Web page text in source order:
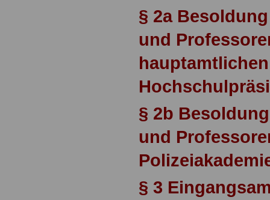
§ 2a
und
§ 2b
und
§ 3